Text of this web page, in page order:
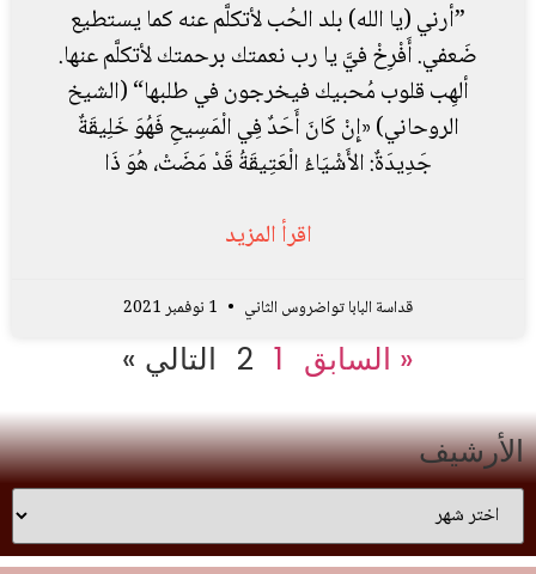
”أرني (يا الله) بلد الحُب لأتكلَّم عنه كما يستطيع
ضَعفي. أَفْرِخْ فيَّ يا رب نعمتك برحمتك لأتكلَّم عنها.
ألهِب قلوب مُحبيك فيخرجون في طلبها“ (الشيخ
الروحاني) «إِنْ كَانَ أَحَدٌ فِي الْمَسِيحِ فَهُوَ خَلِيقَةٌ
جَدِيدَةٌ: الأَشْيَاءُ الْعَتِيقَةُ قَدْ مَضَتْ، هُوَ ذَا
اقرأ المزيد
قداسة البابا تواضروس الثاني
« السابق 1
2 التالي »
الأرشيف